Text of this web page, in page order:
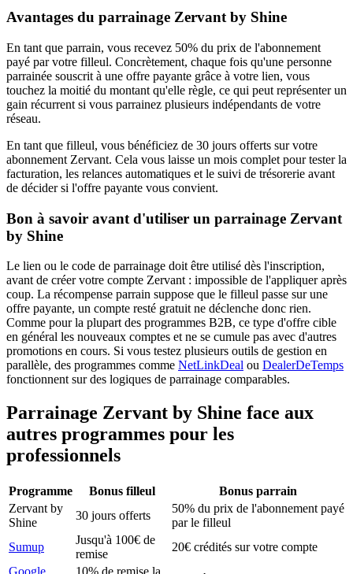
Avantages du parrainage Zervant by Shine
En tant que parrain, vous recevez 50% du prix de l'abonnement
payé par votre filleul. Concrètement, chaque fois qu'une personne
parrainée souscrit à une offre payante grâce à votre lien, vous
touchez la moitié du montant qu'elle règle, ce qui peut représenter un
gain récurrent si vous parrainez plusieurs indépendants de votre
réseau.
En tant que filleul, vous bénéficiez de 30 jours offerts sur votre
abonnement Zervant. Cela vous laisse un mois complet pour tester la
facturation, les relances automatiques et le suivi de trésorerie avant
de décider si l'offre payante vous convient.
Bon à savoir avant d'utiliser un parrainage Zervant
by Shine
Le lien ou le code de parrainage doit être utilisé dès l'inscription,
avant de créer votre compte Zervant : impossible de l'appliquer après
coup. La récompense parrain suppose que le filleul passe sur une
offre payante, un compte resté gratuit ne déclenche donc rien.
Comme pour la plupart des programmes B2B, ce type d'offre cible
en général les nouveaux comptes et ne se cumule pas avec d'autres
promotions en cours. Si vous testez plusieurs outils de gestion en
parallèle, des programmes comme NetLinkDeal ou DealerDeTemps
fonctionnent sur des logiques de parrainage comparables.
Parrainage Zervant by Shine face aux
autres programmes pour les
professionnels
Programme Bonus filleul
Bonus parrain
Zervant by
Shine
30 jours offerts
50% du prix de l'abonnement payé
par le filleul
Sumup
Jusqu'à 100€ de
remise
20€ crédités sur votre compte
Google
10% de remise la